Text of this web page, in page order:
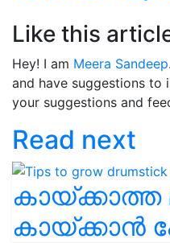
Like this
Hey! I am Meera Sandeep
and have suggestions to
your suggestions and
Read next
കായ്ക്കാത്ത
കായ്ക്കാൻ